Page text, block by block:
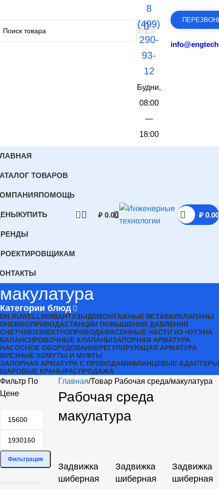
8
(499)
290-
93-
12
Будни,
08:00
—
18:00
ТОВАРОВ
ПОМОЩЬ
КУПИТЬ ₽ 0.00 ₽ 0.00
макулатура
Категории блюд
DN.RUWELLMIXВАНТУЗЫДЕМОНТАЖНЫЕ ВСТАВКИКЛАПАНЫ
ПНЕВМОПРИВОДАСТАНЦИИ ПОВЫШЕНИЯ ДАВЛЕНИЯ
СЧЕТЧИКИЭЛЕКТРОПРИВОДАФАСОННЫЕ ЧАСТИ ИЗ ЧУГУНА
БАЛАНСИРОВОЧНЫЕ КЛАПАНЫЗАПОРНАЯ АРМАТУРА
НАСОСНОЕ ОБОРУДОВАНИЕРЕГУЛИРУЮЩАЯ АРМАТУРА
ВРЕЗНЫЕ ХОМУТЫ И МУФТЫ
ЗАПОРНАЯ АРМАТУРА С ПРИВОДАМИФЛАНЦЕВЫЕ АДАПТЕРЫ
ШАРОВЫЕ КРАНЫРАСПРОДАЖА
Фильтр По
Цене
Фильтрация
Главная Товар Рабочая среда макулатура
Рабочая среда
макулатура
Задвижка
шиберная
Задвижка
шиберная
Задвижка
шиберная